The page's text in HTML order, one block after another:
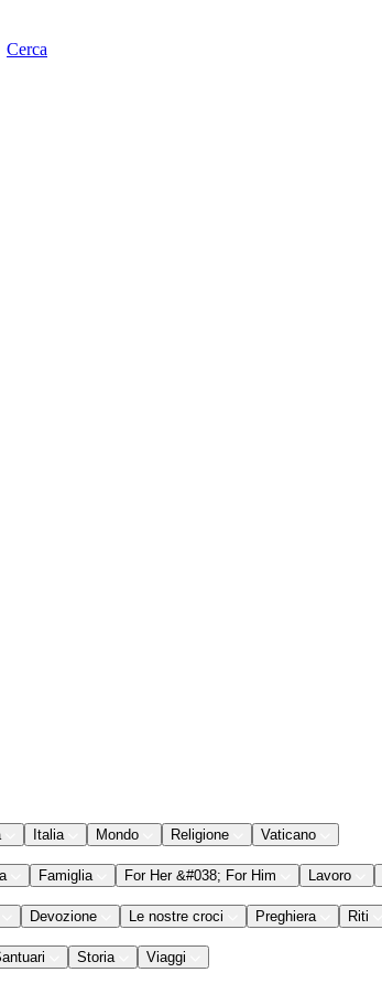
Cerca
Italia Mondo Religione Vaticano
Famiglia For Her &#038; For Him Lavoro
Devozione Le nostre croci Preghiera Riti
Storia Viaggi